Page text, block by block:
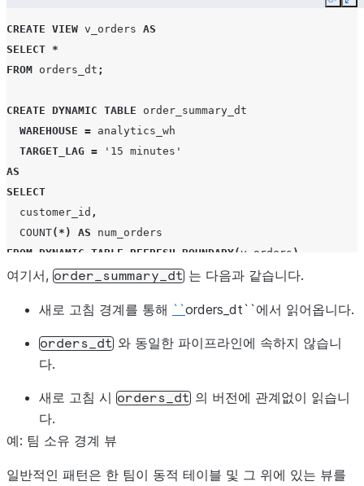
Copy
CREATE VIEW v_orders AS
SELECT *
FROM orders_dt ;
CREATE DYNAMIC TABLE
order_summary_dt
WAREHOUSE = analytics_wh
TARGET_LAG =
'15 minutes'
AS
SELECT
customer_id ,
COUNT(*) AS
num_orders
FROM DYNAMIC_TABLE_REFRESH_BOUNDARY(v_orders )
GROUP
BY customer_id;
여기서, order_summary_dt 는 다음과 같습니다.
새로 고침 경계를 통해 ``orders_dt``에서 읽어옵니다.
orders_dt 와 동일한 파이프라인에 속하지 않습니
다.
새로 고침 시 orders_dt 의 버전에 관계없이 읽습니
다.
예: 팀 소유 경계 뷰
일반적인 패턴은 한 팀이 동적 테이블 및 그 위에 있는 뷰를